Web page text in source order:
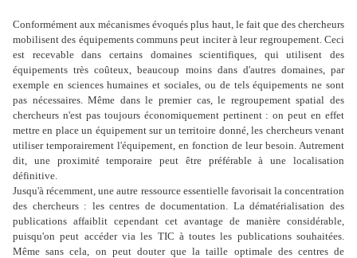
Conformément aux mécanismes évoqués plus haut, le fait que des chercheurs
mobilisent des équipements communs peut inciter à leur regroupement. Ceci
est recevable dans certains domaines scientifiques, qui utilisent des
équipements très coûteux, beaucoup moins dans d'autres domaines, par
exemple en sciences humaines et sociales, ou de tels équipements ne sont
pas nécessaires. Même dans le premier cas, le regroupement spatial des
chercheurs n'est pas toujours économiquement pertinent : on peut en effet
mettre en place un équipement sur un territoire donné, les chercheurs venant
utiliser temporairement l'équipement, en fonction de leur besoin. Autrement
dit, une proximité temporaire peut être préférable à une localisation
définitive.
Jusqu'à récemment, une autre ressource essentielle favorisait la concentration
des chercheurs : les centres de documentation. La dématérialisation des
publications affaiblit cependant cet avantage de manière considérable,
puisqu'on peut accéder via les TIC à toutes les publications souhaitées.
Même sans cela, on peut douter que la taille optimale des centres de